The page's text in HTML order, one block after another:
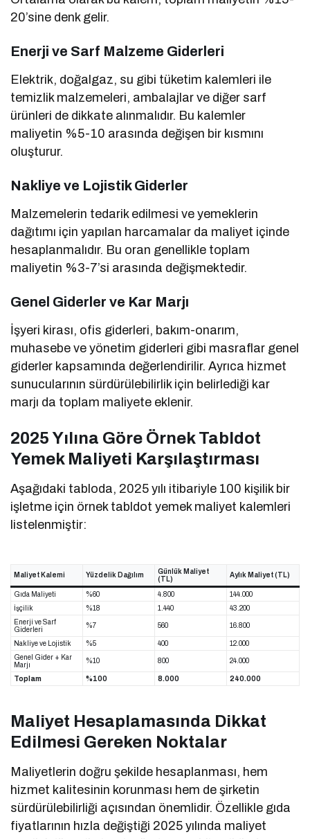
20’sine denk gelir.
Enerji ve Sarf Malzeme Giderleri
Elektrik, doğalgaz, su gibi tüketim kalemleri ile
temizlik malzemeleri, ambalajlar ve diğer sarf
ürünleri de dikkate alınmalıdır. Bu kalemler
maliyetin %5-10 arasında değişen bir kısmını
oluşturur.
Nakliye ve Lojistik Giderler
Malzemelerin tedarik edilmesi ve yemeklerin
dağıtımı için yapılan harcamalar da maliyet içinde
hesaplanmalıdır. Bu oran genellikle toplam
maliyetin %3-7’si arasında değişmektedir.
Genel Giderler ve Kar Marjı
İşyeri kirası, ofis giderleri, bakım-onarım,
muhasebe ve yönetim giderleri gibi masraflar genel
giderler kapsamında değerlendirilir. Ayrıca hizmet
sunucularının sürdürülebilirlik için belirlediği kar
marjı da toplam maliyete eklenir.
2025 Yılına Göre Örnek Tabldot
Yemek Maliyeti Karşılaştırması
Aşağıdaki tabloda, 2025 yılı itibariyle 100 kişilik bir
işletme için örnek tabldot yemek maliyet kalemleri
listelenmiştir:
Maliyet Kalemi Yüzdelik Dağılım
Günlük Maliyet
(TL)
Aylık Maliyet (TL)
Gıda Maliyeti %60 4.800
144.000
İşçilik
%18 1.440
43.200
Enerji ve Sarf
Giderleri
%7 560 16.800
Nakliye ve Lojistik %5 400
12.000
Genel Gider + Kar
Marjı
%10 800 24.000
Toplam %100 8.000 240.000
Maliyet Hesaplamasında Dikkat
Edilmesi Gereken Noktalar
Maliyetlerin doğru şekilde hesaplanması, hem
hizmet kalitesinin korunması hem de şirketin
sürdürülebilirliği açısından önemlidir. Özellikle gıda
fiyatlarının hızla değiştiği 2025 yılında maliyet